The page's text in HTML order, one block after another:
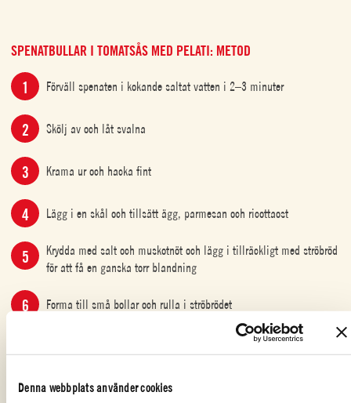
Denna webbplats använder cookies
SPENATBULLAR I TOMATSÅS MED PELATI: METOD
Förväll spenaten i kokande saltat vatten i 2–3 minuter
Skölj av och låt svalna
Krama ur och hacka fint
Lägg i en skål och tillsätt ägg, parmesan och ricottaost
Krydda med salt och muskotnöt och lägg i tillräckligt med ströbröd
för att få en ganska torr blandning
Forma till små bollar och rulla i ströbrödet
Fräs den finhackade löken med lite olja i en stekpanna, tillsätt de
skalade hackade tomaterna och låt koka i 5 minuter
Tillsätt spenatbullarna